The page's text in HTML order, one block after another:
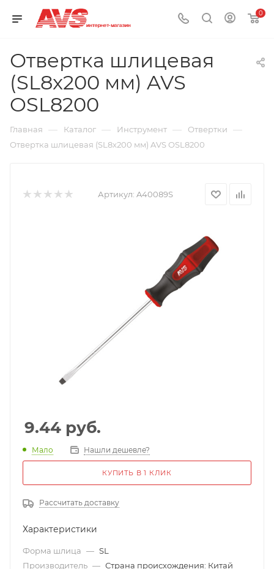
0
Отвертка шлицевая
(SL8x200 мм) AVS
OSL8200
Главная — Каталог — Инструмент — Отвертки —
Отвертка шлицевая (SL8x200 мм) AVS OSL8200
Артикул: A40089S
9.44 руб.
Мало Нашли дешевле?
КУПИТЬ В 1 КЛИК
Рассчитать доставку
Характеристики
Форма шлица — SL
Производитель — Страна происхождения: Китай